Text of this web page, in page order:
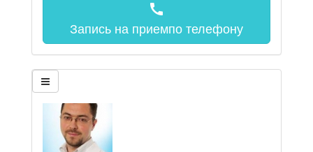
call
Запись на приемпо телефону